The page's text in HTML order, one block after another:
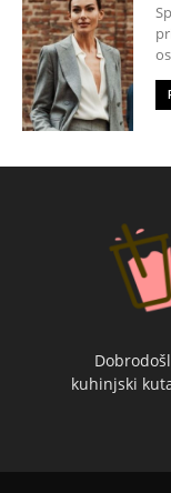
kuhinjski